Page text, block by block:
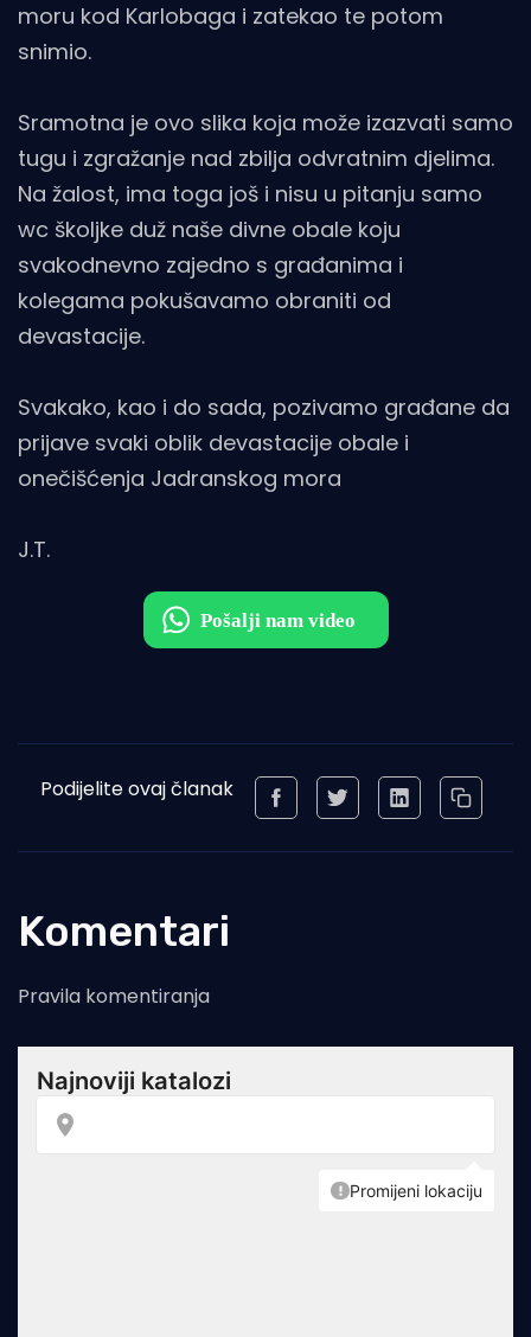
moru kod Karlobaga i zatekao te potom
snimio.
Sramotna je ovo slika koja može izazvati samo
tugu i zgražanje nad zbilja odvratnim djelima.
Na žalost, ima toga još i nisu u pitanju samo
wc školjke duž naše divne obale koju
svakodnevno zajedno s građanima i
kolegama pokušavamo obraniti od
devastacije.
Svakako, kao i do sada, pozivamo građane da
prijave svaki oblik devastacije obale i
onečišćenja Jadranskog mora
J.T.
Podijelite ovaj članak
Komentari
Pravila komentiranja